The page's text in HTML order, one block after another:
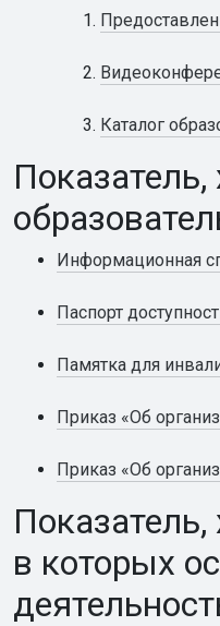
Каталог
Информационная
Паспорт
Памятка для
Приказ «Об
Приказ «Об
в которых